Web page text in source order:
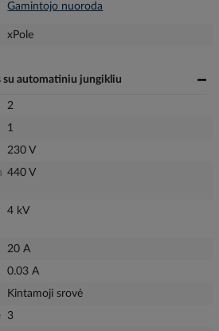
Gamintojo nuoroda
xPole
su automatiniu jungikliu
2
1
230 V
440 V
4 kV
20 A
0.03 A
Kintamoji srovė
3